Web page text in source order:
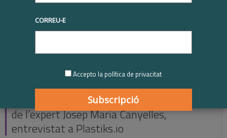
Com combatre el greenwashing amb
sostenibilitat verificable: casos reals i claus
de l’expert Josep Maria Canyelles,
entrevistat a Plastiks.io
CORREU-E
Accepto la política de privacitat